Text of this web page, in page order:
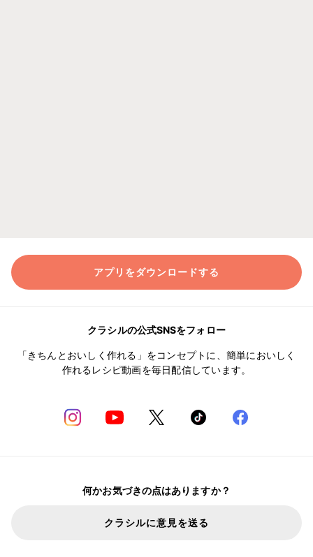
アプリをダウンロードする
クラシルの公式SNSをフォロー
「きちんとおいしく作れる」をコンセプトに、簡単においしく
作れるレシピ動画を毎日配信しています。
何かお気づきの点はありますか？
クラシルに意見を送る